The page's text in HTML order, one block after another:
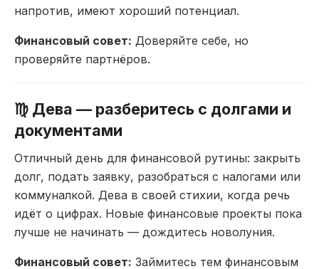
напротив, имеют хороший потенциал.
Финансовый совет: Доверяйте себе, но
проверяйте партнёров.
♍ Дева — разберитесь с долгами и
документами
Отличный день для финансовой рутины: закрыть
долг, подать заявку, разобраться с налогами или
коммуналкой. Дева в своей стихии, когда речь
идёт о цифрах. Новые финансовые проекты пока
лучше не начинать — дождитесь новолуния.
Финансовый совет: Займитесь тем финансовым